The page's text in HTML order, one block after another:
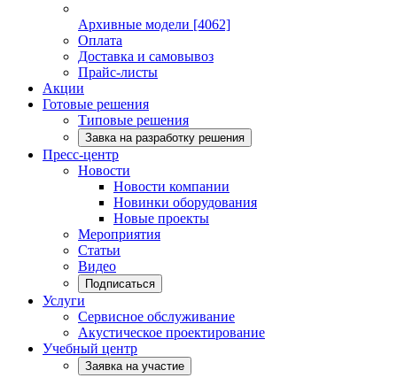
Архивные модели [4062]
Оплата
Доставка и самовывоз
Прайс-листы
Акции
Готовые решения
Типовые решения
Завка на разработку решения
Пресс-центр
Новости
Новости компании
Новинки оборудования
Новые проекты
Мероприятия
Статьи
Видео
Подписаться
Услуги
Сервисное обслуживание
Акустическое проектирование
Учебный центр
Заявка на участие